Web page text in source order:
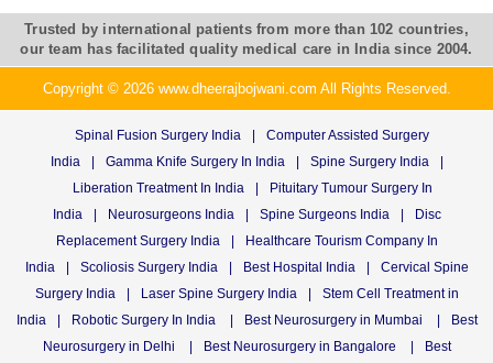
Trusted by international patients from more than 102 countries,
our team has facilitated quality medical care in India since 2004.
Copyright © 2026 www.dheerajbojwani.com All Rights Reserved.
Spinal Fusion Surgery India
Computer Assisted Surgery
India
Gamma Knife Surgery In India Spine Surgery India
Liberation Treatment In India
Pituitary Tumour Surgery In
India
Neurosurgeons India Spine Surgeons India
Disc
Replacement Surgery India
Healthcare Tourism Company In
India
Scoliosis Surgery India Best Hospital India
Cervical Spine
Surgery India
Laser Spine Surgery India
Stem Cell Treatment in
India
Robotic Surgery In India Best Neurosurgery in Mumbai
Best
Neurosurgery in Delhi
Best Neurosurgery in Bangalore Best